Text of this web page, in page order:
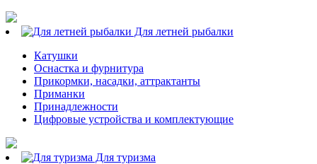
Для летней рыбалки
Катушки
Оснастка и фурнитура
Прикормки, насадки, аттрактанты
Приманки
Принадлежности
Цифровые устройства и комплектующие
Для туризма